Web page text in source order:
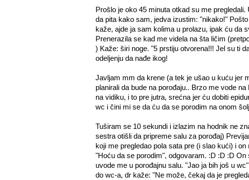
Prošlo je oko 45 minuta otkad su me
da pita kako sam, jedva izustim: "nikako!"
kaže, ajde ja sam kolima u prolazu, ipak ću da
Prenerazila se kad me videla na šta ličim
) Kaže: širi noge. "5 prstiju otvorena!!! Jel su ti
odeljenju da nađe ikog!
Javljam mm da krene (a tek je ušao u kuću jer
planirali da bude na porođaju.. Brzo me vode
na vidiku, i to pre jutra, srećna jer ću dobiti
wc i čini mi se da ću da se porodim na onom
Tuširam se 10 sekundi i izlazim na hodnik ne
sestra otišli da pripreme salu za porođaj)
koji me pregledao pola sata pre (i slao kući) i
"Hoću da se porodim", odgovaram. :D :D :D
uvode me u porođajnu salu. "Jao ja bih još u
do wc-a, dr kaže: "Ne može, čekaj da je